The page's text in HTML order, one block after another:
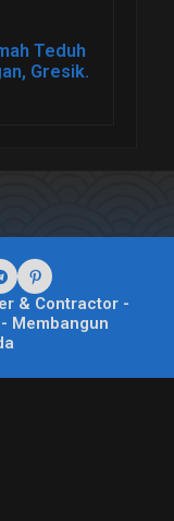
Teduh
Gresik.
& Contractor -
Membangun